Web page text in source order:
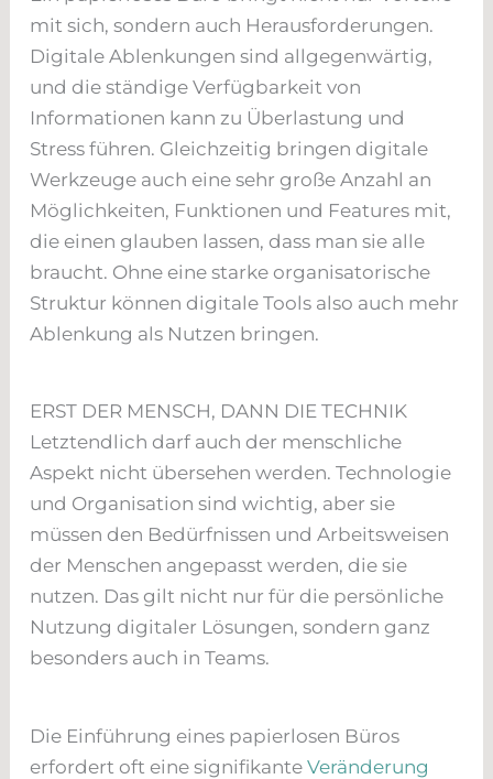
mit sich, sondern auch Herausforderungen.
Digitale Ablenkungen sind allgegenwärtig,
und die ständige Verfügbarkeit von
Informationen kann zu Überlastung und
Stress führen. Gleichzeitig bringen digitale
Werkzeuge auch eine sehr große Anzahl an
Möglichkeiten, Funktionen und Features mit,
die einen glauben lassen, dass man sie alle
braucht. Ohne eine starke organisatorische
Struktur können digitale Tools also auch mehr
Ablenkung als Nutzen bringen.
ERST DER MENSCH, DANN DIE TECHNIK
Letztendlich darf auch der menschliche
Aspekt nicht übersehen werden. Technologie
und Organisation sind wichtig, aber sie
müssen den Bedürfnissen und Arbeitsweisen
der Menschen angepasst werden, die sie
nutzen. Das gilt nicht nur für die persönliche
Nutzung digitaler Lösungen, sondern ganz
besonders auch in Teams.
Die Einführung eines papierlosen Büros
erfordert oft eine signifikanteVeränderung